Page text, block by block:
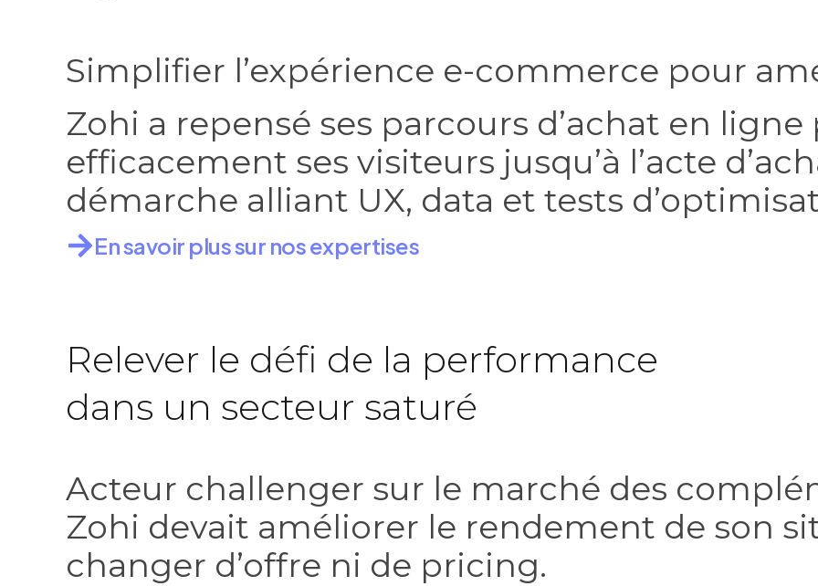
Simplifier l’expérience e-commerce pour
Zohi a repensé ses parcours d’achat en
efficacement ses visiteurs jusqu’à l’acte
démarche alliant UX, data et tests
En savoir plus sur nos expertises
Relever le défi de la performance
dans un secteur saturé
Acteur challenger sur le marché des
Zohi devait améliorer le rendement de son
changer d’offre ni de pricing.